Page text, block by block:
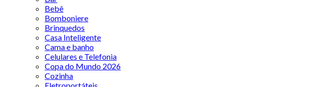
Bebê
Bomboniere
Brinquedos
Casa Inteligente
Cama e banho
Celulares e Telefonia
Copa do Mundo 2026
Cozinha